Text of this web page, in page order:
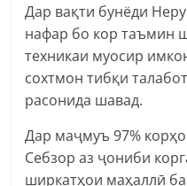
Дар вақти бунёди
нафар бо кор таъмин
техникаи муосир
сохтмон тибқи
расонида шавад.
Дар маҷмуъ 97%
Себзор аз ҷониби
ширкатҳои маҳаллӣ